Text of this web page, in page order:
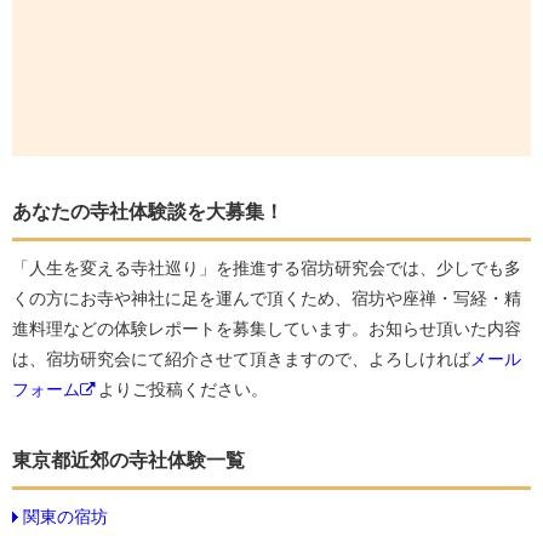
あなたの寺社体験談を大募集！
「人生を変える寺社巡り」を推進する宿坊研究会では、少しでも多
くの方にお寺や神社に足を運んで頂くため、宿坊や座禅・写経・精
進料理などの体験レポートを募集しています。お知らせ頂いた内容
は、宿坊研究会にて紹介させて頂きますので、よろしければメール
フォーム
よりご投稿ください。
東京都近郊の寺社体験一覧
関東の宿坊